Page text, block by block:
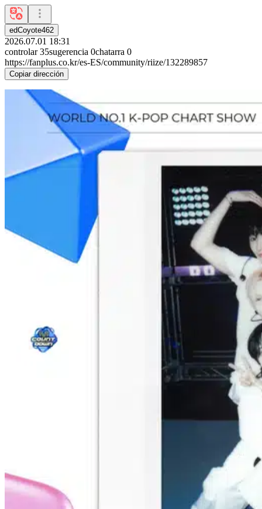
edCoyote462
2026.07.01 18:31
controlar 35sugerencia 0chatarra 0
https://fanplus.co.kr/es-ES/community/riize/132289857
Copiar dirección